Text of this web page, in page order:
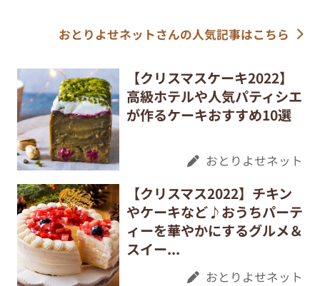
おとりよせネットさんの人気記事はこちら
【クリスマスケーキ2022】
高級ホテルや人気パティシエ
が作るケーキおすすめ10選
おとりよせネット
【クリスマス2022】チキン
やケーキなど♪おうちパーテ
ィーを華やかにするグルメ＆
スイー...
おとりよせネット